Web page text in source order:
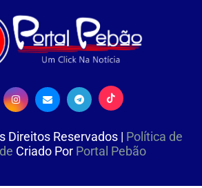
Direitos Reservados | Política de
Criado Por Portal Pebão